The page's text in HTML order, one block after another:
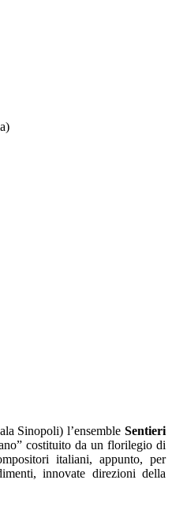
Sinopoli) l’ensemble Sentieri
costituito da un florilegio di
italiani, appunto, per
innovate direzioni della